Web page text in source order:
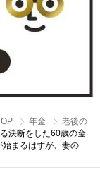
年金
老後の
決断をした60歳の金
まるはずが、妻の